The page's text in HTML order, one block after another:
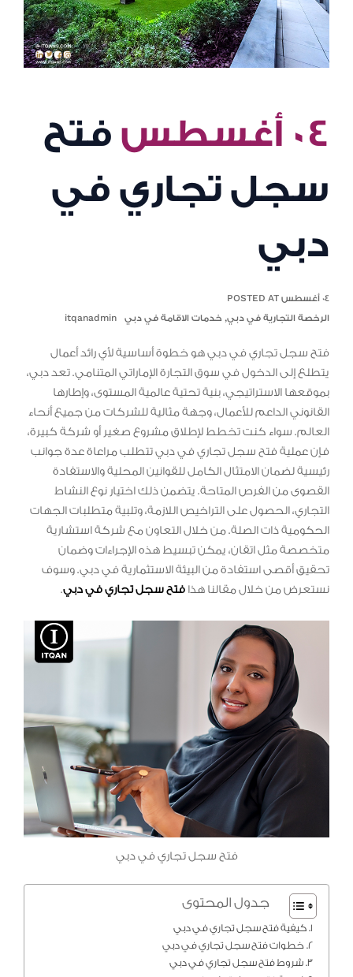
٠٤ أغسطس
فتح
سجل تجاري في
دبي
٠٤ أغسطس POSTED AT
الرخصة التجارية في دبي, خدمات الاقامة في دبي itqanadmin
فتح سجل تجاري في دبي هو خطوة أساسية لأي رائد أعمال
يتطلع إلى الدخول في سوق التجارة الإماراتي المتنامي. تعد دبي،
بموقعها الاستراتيجي، بنية تحتية عالمية المستوى، وإطارها
القانوني الداعم للأعمال، وجهة مثالية للشركات من جميع أنحاء
العالم. سواء كنت تخطط لإطلاق مشروع صغير أو شركة كبيرة،
فإن عملية فتح سجل تجاري في دبي تتطلب مراعاة عدة جوانب
رئيسية لضمان الامتثال الكامل للقوانين المحلية والاستفادة
القصوى من الفرص المتاحة. يتضمن ذلك اختيار نوع النشاط
التجاري، الحصول على التراخيص اللازمة، وتلبية متطلبات الجهات
الحكومية ذات الصلة. من خلال التعاون مع شركة استشارية
متخصصة مثل اتقان، يمكن تبسيط هذه الإجراءات وضمان
تحقيق أقصى استفادة من البيئة الاستثمارية في دبي. وسوف
نستعرض من خلال مقالنا هذا فتح سجل تجاري في دبي.
فتح سجل تجاري في دبي
جدول المحتوى
كيفية فتح سجل تجاري في دبي
خطوات فتح سجل تجاري في دبي
شروط فتح سجل تجاري في دبي